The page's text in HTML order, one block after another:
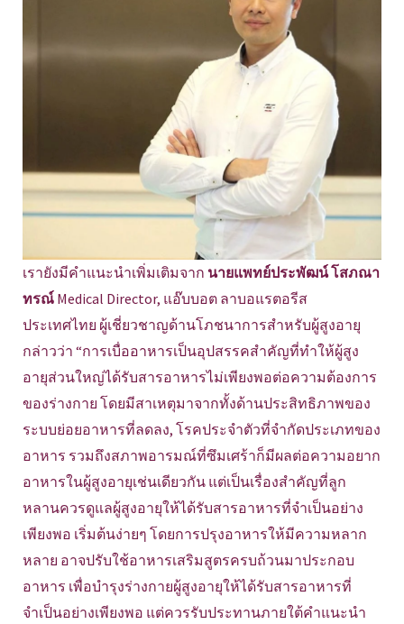
เรายังมีคำแนะนำเพิ่มเติมจาก นายแพทย์ประพัฒน์ โสภณา
ทรณ์ Medical Director, แอ๊บบอต ลาบอแรตอรีส
ประเทศไทย ผู้เชี่ยวชาญด้านโภชนาการสำหรับผู้สูงอายุ
กล่าวว่า “การเบื่ออาหารเป็นอุปสรรคสำคัญที่ทำให้ผู้สูง
อายุส่วนใหญ่ได้รับสารอาหารไม่เพียงพอต่อความต้องการ
ของร่างกาย โดยมีสาเหตุมาจากทั้งด้านประสิทธิภาพของ
ระบบย่อยอาหารที่ลดลง, โรคประจำตัวที่จำกัดประเภทของ
อาหาร รวมถึงสภาพอารมณ์ที่ซึมเศร้าก็มีผลต่อความอยาก
อาหารในผู้สูงอายุเช่นเดียวกัน แต่เป็นเรื่องสำคัญที่ลูก
หลานควรดูแลผู้สูงอายุให้ได้รับสารอาหารที่จำเป็นอย่าง
เพียงพอ เริ่มต้นง่ายๆ โดยการปรุงอาหารให้มีความหลาก
หลาย อาจปรับใช้อาหารเสริมสูตรครบถ้วนมาประกอบ
อาหาร เพื่อบำรุงร่างกายผู้สูงอายุให้ได้รับสารอาหารที่
จำเป็นอย่างเพียงพอ แต่ควรรับประทานภายใต้คำแนะนำ